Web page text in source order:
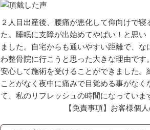
２人目出産後、腰痛が悪化して仰向けで
た。睡眠に支障が出始めてやばい！と思
ました。自宅からも通いやすい距離で、
わ整骨院に行こうと思った大きな理由です
安心して施術を受けることができました
ことがなく夜中に痛みで目覚める事がな
て、私のリフレッシュの時間になっていま
【免責事項】お客様個